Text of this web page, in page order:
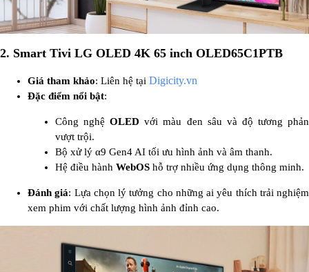
2. Smart Tivi LG OLED 4K 65 inch OLED65C1PTB
Giá tham khảo: Liên hệ tại Digicity.vn
Đặc điểm nổi bật:
Công nghệOLED với màu đen sâu và độ tương phản
vượt trội.
Bộ xử lý α9 Gen4 AI tối ưu hình ảnh và âm thanh.
Hệ điều hành WebOS hỗ trợ nhiều ứng dụng thông minh.
Đánh giá: Lựa chọn lý tưởng cho những ai yêu thích trải nghiệm
xem phim với chất lượng hình ảnh đỉnh cao.